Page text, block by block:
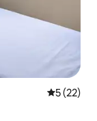
5 de uma
5 (22)